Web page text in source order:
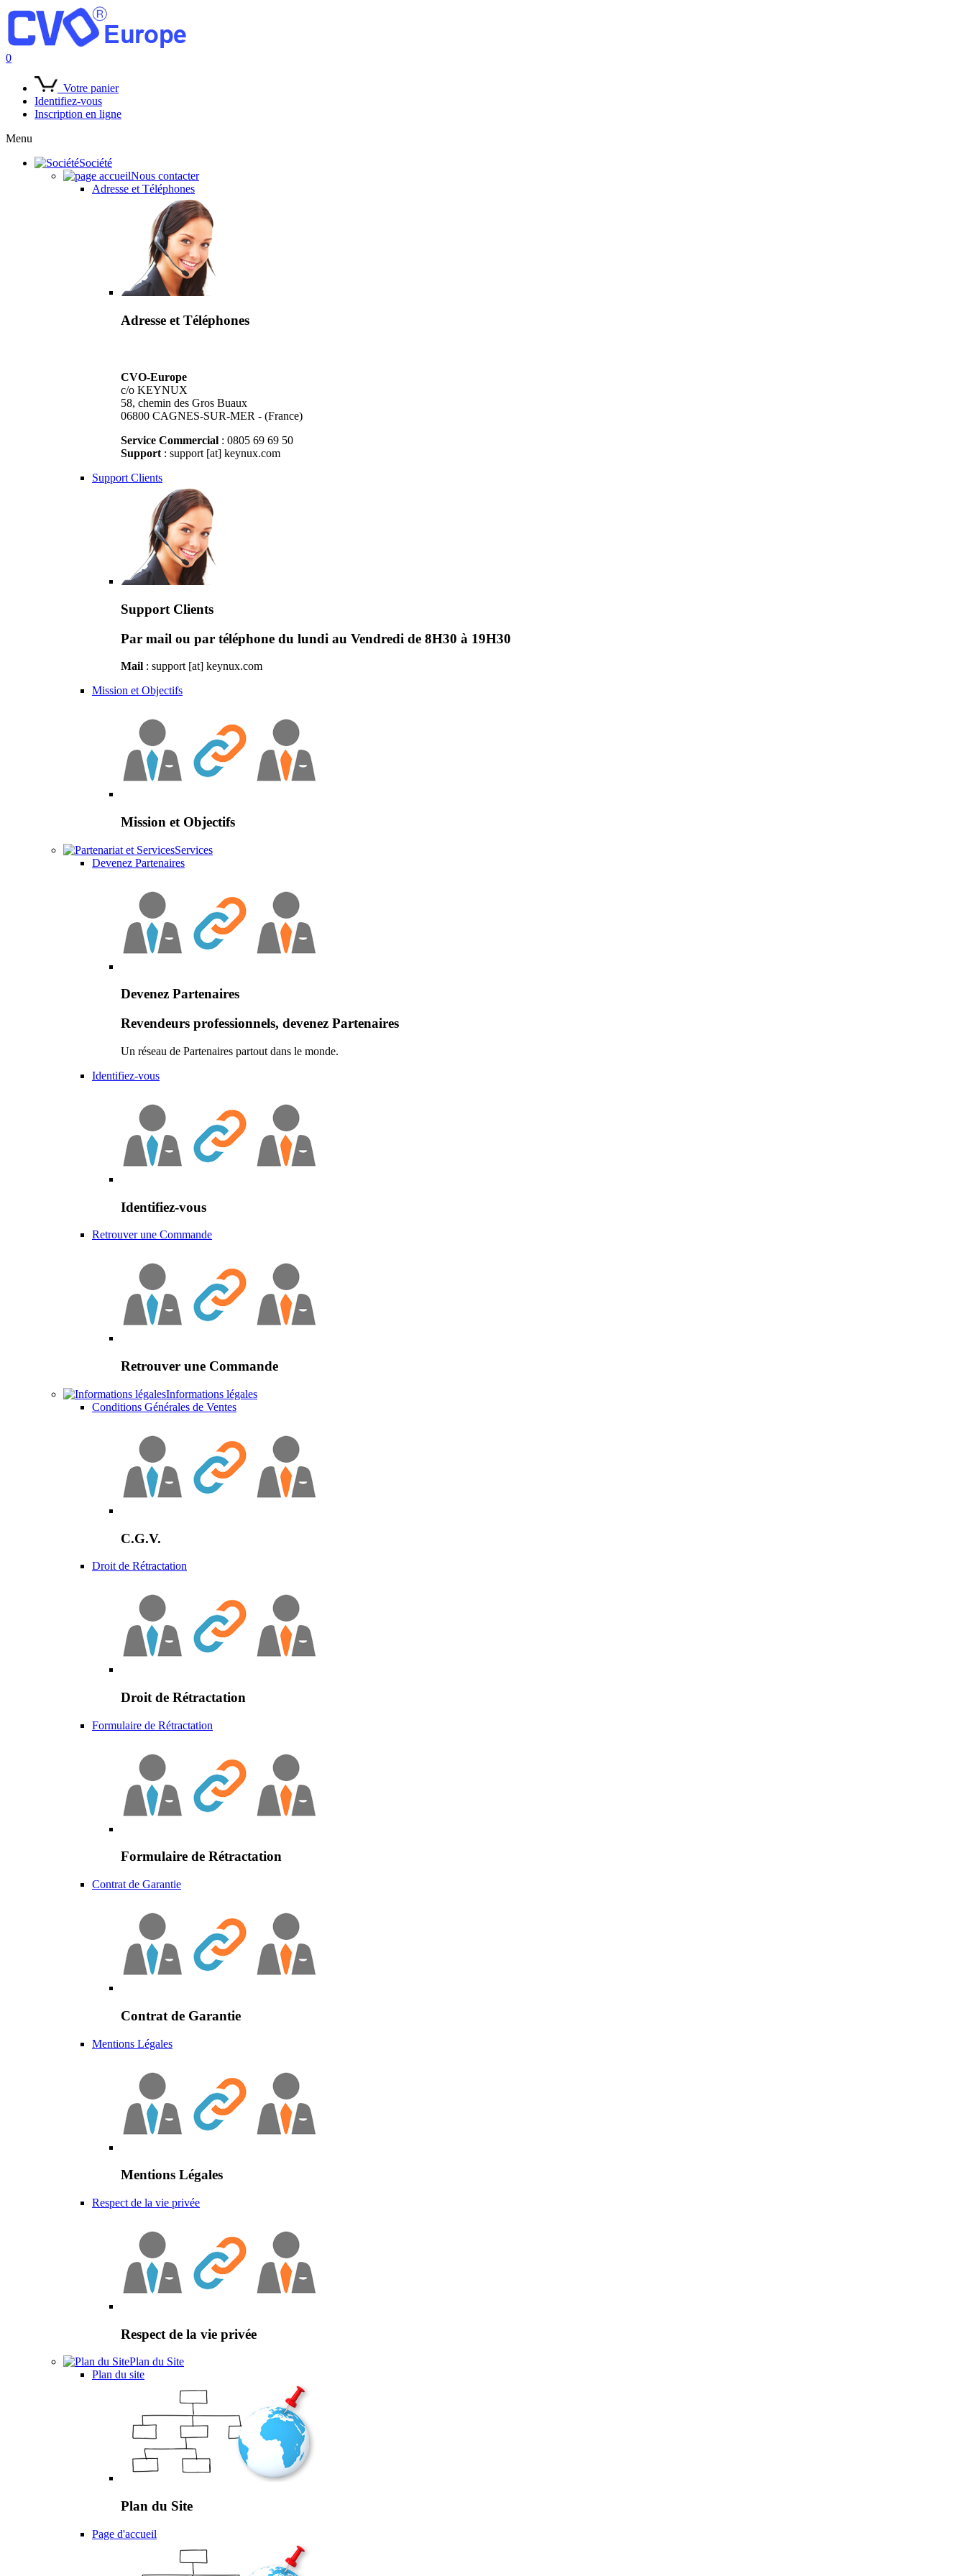
0
Votre panier
Identifiez-vous
Inscription en ligne
Menu
Société
Nous contacter
Adresse et Téléphones
Adresse et Téléphones
CVO-Europe
c/o KEYNUX
58, chemin des Gros Buaux
06800 CAGNES-SUR-MER - (France)
Service Commercial : 0805 69 69 50
Support : support [at] keynux.com
Support Clients
Support Clients
Par mail ou par téléphone du lundi au Vendredi de 8H30 à 19H30
Mail : support [at] keynux.com
Mission et Objectifs
Mission et Objectifs
Services
Devenez Partenaires
Devenez Partenaires
Revendeurs professionnels, devenez Partenaires
Un réseau de Partenaires partout dans le monde.
Identifiez-vous
Identifiez-vous
Retrouver une Commande
Retrouver une Commande
Informations légales
Conditions Générales de Ventes
C.G.V.
Droit de Rétractation
Droit de Rétractation
Formulaire de Rétractation
Formulaire de Rétractation
Contrat de Garantie
Contrat de Garantie
Mentions Légales
Mentions Légales
Respect de la vie privée
Respect de la vie privée
Plan du Site
Plan du site
Plan du Site
Page d'accueil